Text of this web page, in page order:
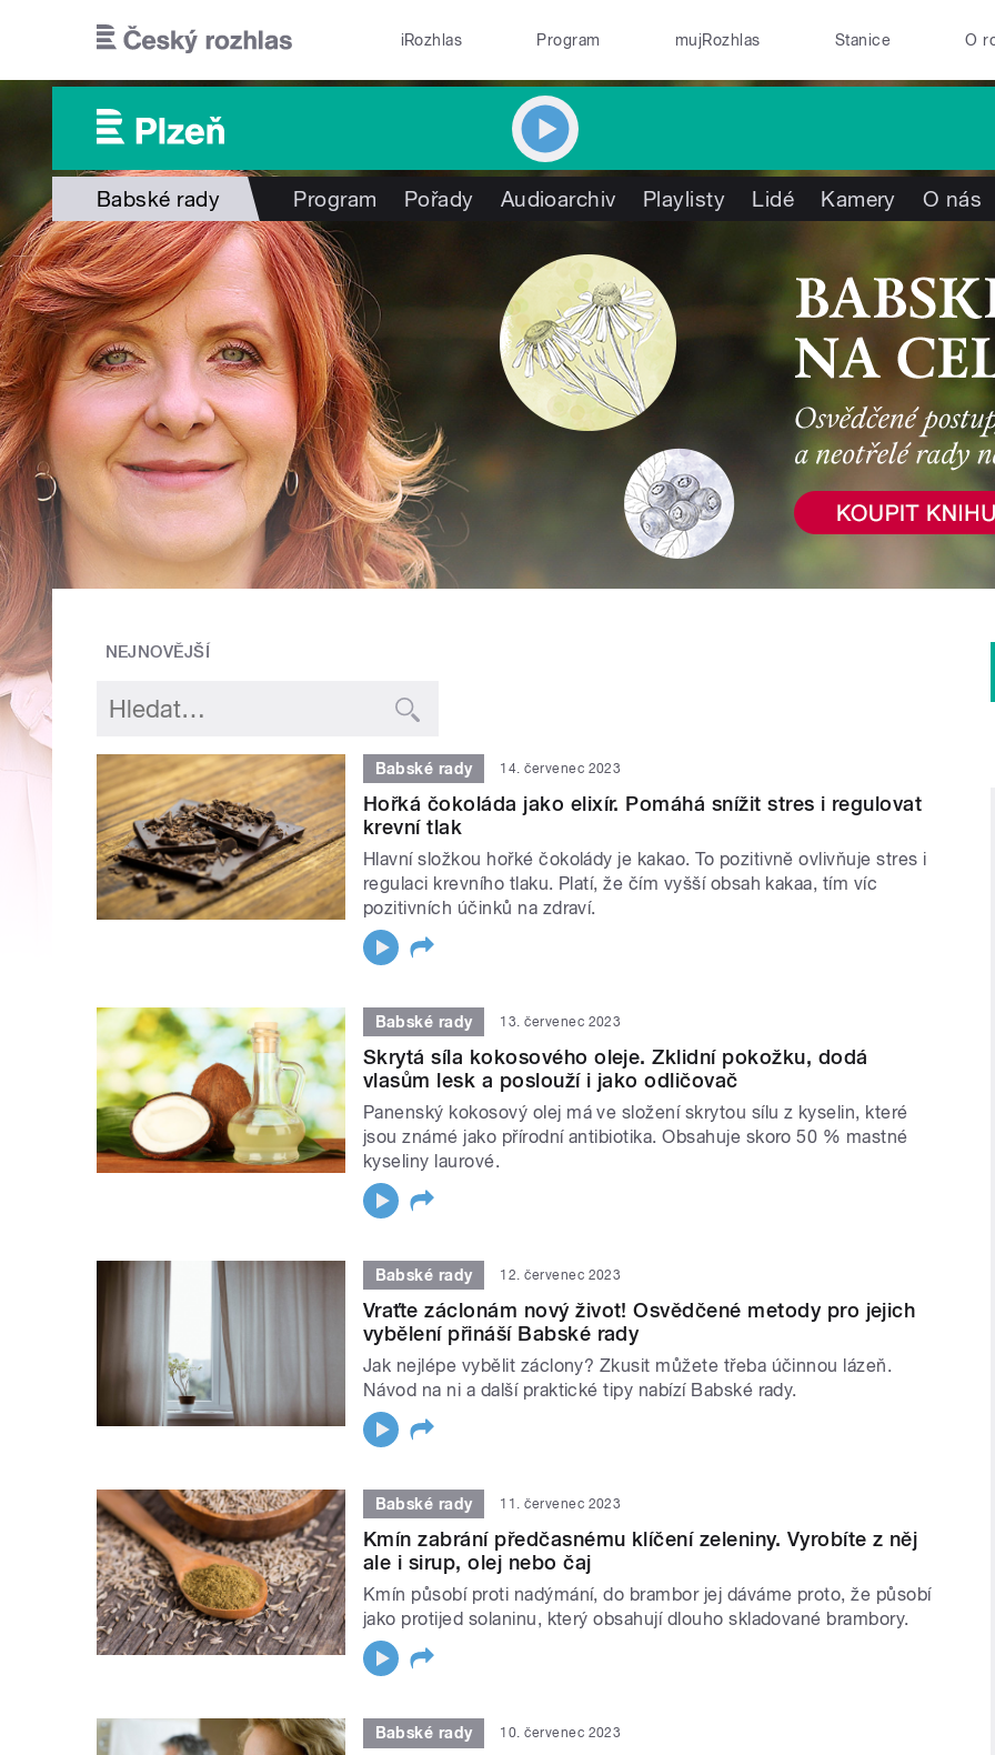
iRozhlas Program mujRozhlas Stanice O
Babské rady Program Pořady Audioarchiv Playlisty Lidé Kamery O nás
NEJNOVĚJŠÍ
Babské rady 14. červenec 2023
Hořká čokoláda jako elixír. Pomáhá snížit stres i regulovat
krevní tlak
Hlavní složkou hořké čokolády je kakao. To pozitivně ovlivňuje stres i
regulaci krevního tlaku. Platí, že čím vyšší obsah kakaa, tím víc
pozitivních účinků na zdraví.
Babské rady 13. červenec 2023
Skrytá síla kokosového oleje. Zklidní pokožku, dodá
vlasům lesk a poslouží i jako odličovač
Panenský kokosový olej má ve složení skrytou sílu z kyselin, které
jsou známé jako přírodní antibiotika. Obsahuje skoro 50 % mastné
kyseliny laurové.
Babské rady 12. červenec 2023
Vraťte záclonám nový život! Osvědčené metody pro jejich
vybělení přináší Babské rady
Jak nejlépe vybělit záclony? Zkusit můžete třeba účinnou lázeň.
Návod na ni a další praktické tipy nabízí Babské rady.
Babské rady 11. červenec 2023
Kmín zabrání předčasnému klíčení zeleniny. Vyrobíte z něj
ale i sirup, olej nebo čaj
Kmín působí proti nadýmání, do brambor jej dáváme proto, že působí
jako protijed solaninu, který obsahují dlouho skladované brambory.
Babské rady 10. červenec 2023